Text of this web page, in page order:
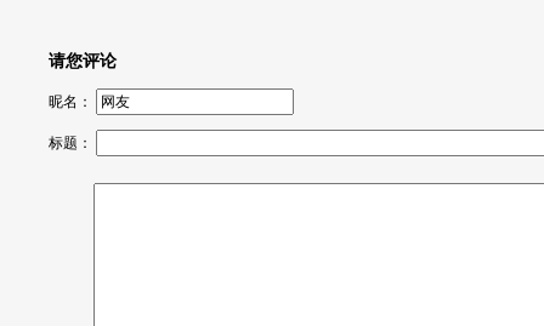
请您评论
昵名：
标题：